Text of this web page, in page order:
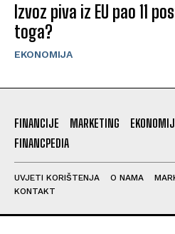
Izvoz piva iz EU pao 11
toga?
EKONOMIJA
FINANCIJE MARKETING
FINANCPEDIA
UVJETI KORIŠTENJA O NAMA
KONTAKT